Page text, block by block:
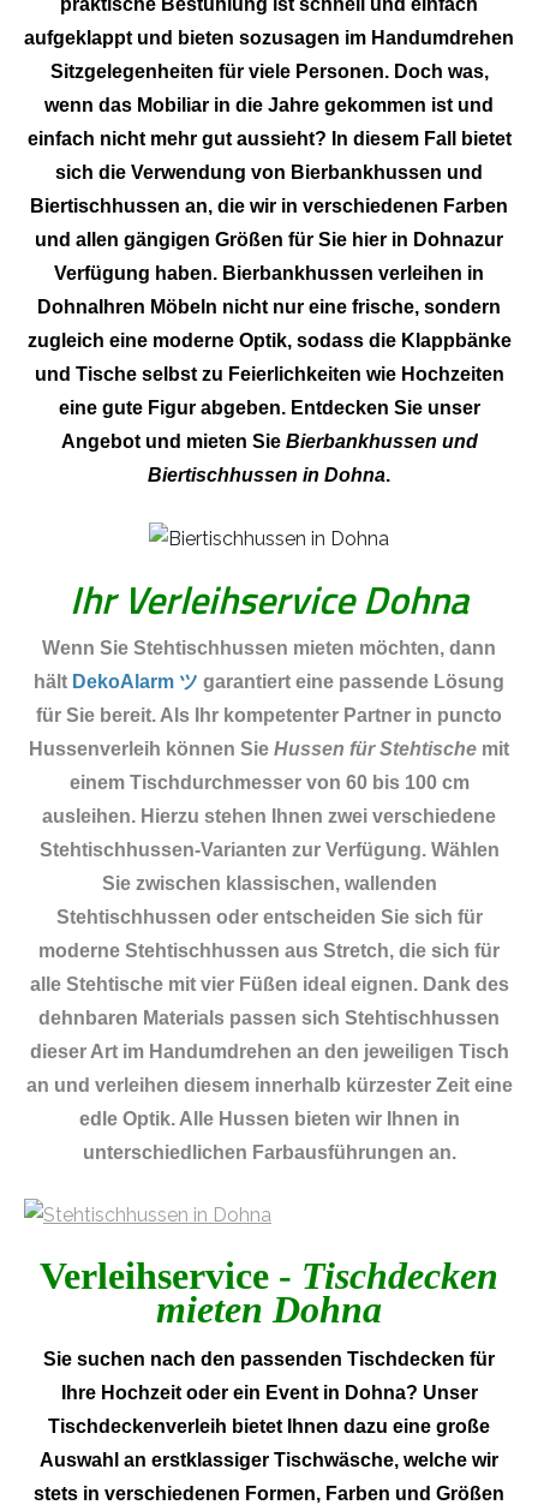
praktische Bestuhlung ist schnell und einfach
aufgeklappt und bieten sozusagen im Handumdrehen
Sitzgelegenheiten für viele Personen. Doch was,
wenn das Mobiliar in die Jahre gekommen ist und
einfach nicht mehr gut aussieht? In diesem Fall bietet
sich die Verwendung von Bierbankhussen und
Biertischhussen an, die wir in verschiedenen Farben
und allen gängigen Größen für Sie hier in Dohnazur
Verfügung haben. Bierbankhussen verleihen in
DohnaIhren Möbeln nicht nur eine frische, sondern
zugleich eine moderne Optik, sodass die Klappbänke
und Tische selbst zu Feierlichkeiten wie Hochzeiten
eine gute Figur abgeben. Entdecken Sie unser
Angebot und mieten Sie Bierbankhussen und
Biertischhussen in Dohna.
Ihr Verleihservice Dohna
Wenn Sie Stehtischhussen mieten möchten, dann
hält DekoAlarm ツ garantiert eine passende Lösung
für Sie bereit. Als Ihr kompetenter Partner in puncto
Hussenverleih können Sie Hussen für Stehtische mit
einem Tischdurchmesser von 60 bis 100 cm
ausleihen. Hierzu stehen Ihnen zwei verschiedene
Stehtischhussen-Varianten zur Verfügung. Wählen
Sie zwischen klassischen, wallenden
Stehtischhussen oder entscheiden Sie sich für
moderne Stehtischhussen aus Stretch, die sich für
alle Stehtische mit vier Füßen ideal eignen. Dank des
dehnbaren Materials passen sich Stehtischhussen
dieser Art im Handumdrehen an den jeweiligen Tisch
an und verleihen diesem innerhalb kürzester Zeit eine
edle Optik. Alle Hussen bieten wir Ihnen in
unterschiedlichen Farbausführungen an.
Verleihservice - Tischdecken
mieten Dohna
Sie suchen nach den passenden Tischdecken für
Ihre Hochzeit oder ein Event in Dohna? Unser
Tischdeckenverleih bietet Ihnen dazu eine große
Auswahl an erstklassiger Tischwäsche, welche wir
stets in verschiedenen Formen, Farben und Größen